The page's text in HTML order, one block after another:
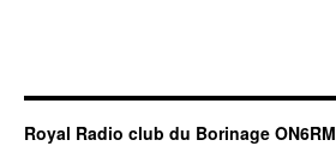
Royal Radio club du Borinage ON6RM